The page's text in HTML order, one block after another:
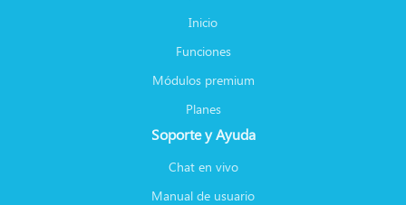
Inicio
Funciones
Módulos premium
Planes
Soporte y Ayuda
Chat en vivo
Manual de usuario